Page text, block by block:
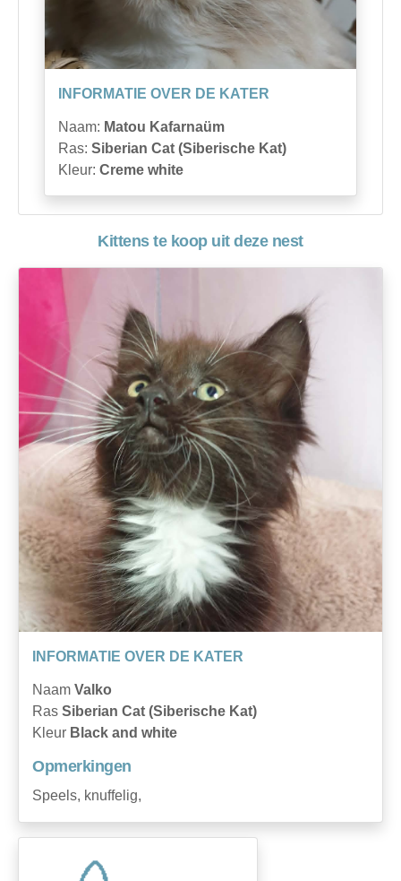
INFORMATIE OVER DE KATER
Naam: Matou Kafarnaüm
Ras: Siberian Cat (Siberische Kat)
Kleur: Creme white
Kittens te koop uit deze nest
INFORMATIE OVER DE KATER
Naam Valko
Ras Siberian Cat (Siberische Kat)
Kleur Black and white
Opmerkingen
Speels, knuffelig,